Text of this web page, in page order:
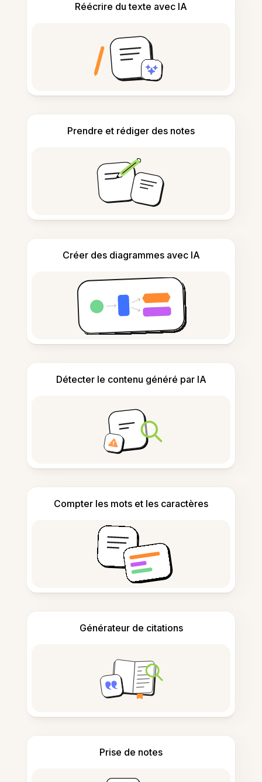
Réécrire du texte avec IA
Prendre et rédiger des notes
Créer des diagrammes avec IA
Détecter le contenu généré par IA
Compter les mots et les caractères
Générateur de citations
Prise de notes